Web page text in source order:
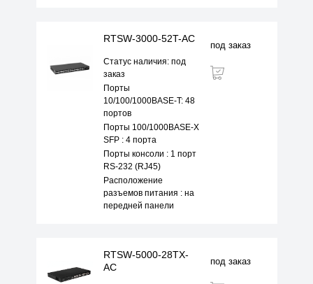
RTSW-3000-52T-AC
Статус наличия: под
заказ
Порты
10/100/1000BASE-T: 48
портов
Порты 100/1000BASE-X
SFP : 4 порта
Порты консоли : 1 порт
RS-232 (RJ45)
Расположение
разъемов питания : на
передней панели
под заказ
RTSW-5000-28TX-
AC
под заказ